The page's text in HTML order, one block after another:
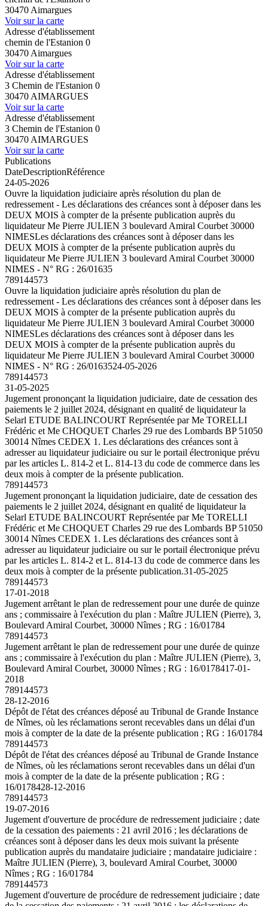
30470 Aimargues
Voir sur la carte
Adresse d'établissement
chemin de l'Estanion 0
30470 Aimargues
Voir sur la carte
Adresse d'établissement
3 Chemin de l'Estanion 0
30470 AIMARGUES
Voir sur la carte
Adresse d'établissement
3 Chemin de l'Estanion 0
30470 AIMARGUES
Voir sur la carte
Publications
DateDescriptionRéférence
24-05-2026
Ouvre la liquidation judiciaire après résolution du plan de
redressement - Les déclarations des créances sont à déposer dans les
DEUX MOIS à compter de la présente publication auprès du
liquidateur Me Pierre JULIEN 3 boulevard Amiral Courbet 30000
NIMESLes déclarations des créances sont à déposer dans les
DEUX MOIS à compter de la présente publication auprès du
liquidateur Me Pierre JULIEN 3 boulevard Amiral Courbet 30000
NIMES - N° RG : 26/01635
789144573
Ouvre la liquidation judiciaire après résolution du plan de
redressement - Les déclarations des créances sont à déposer dans les
DEUX MOIS à compter de la présente publication auprès du
liquidateur Me Pierre JULIEN 3 boulevard Amiral Courbet 30000
NIMESLes déclarations des créances sont à déposer dans les
DEUX MOIS à compter de la présente publication auprès du
liquidateur Me Pierre JULIEN 3 boulevard Amiral Courbet 30000
NIMES - N° RG : 26/0163524-05-2026
789144573
31-05-2025
Jugement prononçant la liquidation judiciaire, date de cessation des
paiements le 2 juillet 2024, désignant en qualité de liquidateur la
Selarl ETUDE BALINCOURT Représentée par Me TORELLI
Frédéric et Me CHOQUET Charles 29 rue des Lombards BP 51050
30014 Nîmes CEDEX 1. Les déclarations des créances sont à
adresser au liquidateur judiciaire ou sur le portail électronique prévu
par les articles L. 814-2 et L. 814-13 du code de commerce dans les
deux mois à compter de la présente publication.
789144573
Jugement prononçant la liquidation judiciaire, date de cessation des
paiements le 2 juillet 2024, désignant en qualité de liquidateur la
Selarl ETUDE BALINCOURT Représentée par Me TORELLI
Frédéric et Me CHOQUET Charles 29 rue des Lombards BP 51050
30014 Nîmes CEDEX 1. Les déclarations des créances sont à
adresser au liquidateur judiciaire ou sur le portail électronique prévu
par les articles L. 814-2 et L. 814-13 du code de commerce dans les
deux mois à compter de la présente publication.31-05-2025
789144573
17-01-2018
Jugement arrêtant le plan de redressement pour une durée de quinze
ans ; commissaire à l'exécution du plan : Maître JULIEN (Pierre), 3,
Boulevard Amiral Courbet, 30000 Nîmes ; RG : 16/01784
789144573
Jugement arrêtant le plan de redressement pour une durée de quinze
ans ; commissaire à l'exécution du plan : Maître JULIEN (Pierre), 3,
Boulevard Amiral Courbet, 30000 Nîmes ; RG : 16/0178417-01-
2018
789144573
28-12-2016
Dépôt de l'état des créances déposé au Tribunal de Grande Instance
de Nîmes, où les réclamations seront recevables dans un délai d'un
mois à compter de la date de la présente publication ; RG : 16/01784
789144573
Dépôt de l'état des créances déposé au Tribunal de Grande Instance
de Nîmes, où les réclamations seront recevables dans un délai d'un
mois à compter de la date de la présente publication ; RG :
16/0178428-12-2016
789144573
19-07-2016
Jugement d'ouverture de procédure de redressement judiciaire ; date
de la cessation des paiements : 21 avril 2016 ; les déclarations de
créances sont à déposer dans les deux mois suivant la présente
publication auprès du mandataire judiciaire ; mandataire judiciaire :
Maître JULIEN (Pierre), 3, boulevard Amiral Courbet, 30000
Nîmes ; RG : 16/01784
789144573
Jugement d'ouverture de procédure de redressement judiciaire ; date